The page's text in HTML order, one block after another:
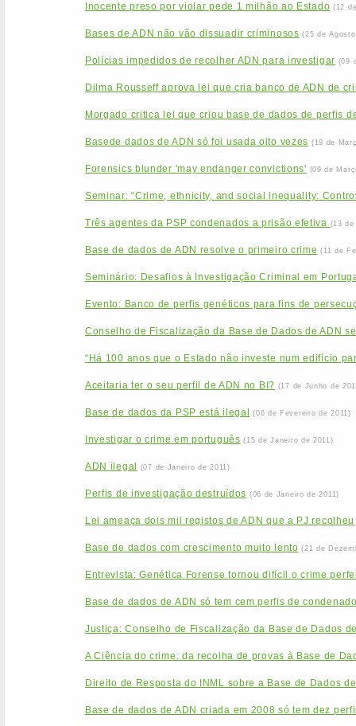
Inocente preso por violar pede 1 milhão ao Estado (12
Bases de ADN não vão dissuadir criminosos (25 de
Polícias impedidos de recolher ADN para investigar (09
Dilma Rousseff aprova lei que cria banco de ADN de
Morgado critica lei que criou base de dados de perfis
Basede dados de ADN só foi usada oito vezes (19 de
Forensics blunder 'may endanger convictions' (09 de
Seminar: “Crime, ethnicity, and social inequality:
Três agentes da PSP condenados a prisão efetiva (13
Base de dados de ADN resolve o primeiro crime (11 de
Seminário: Desafios à Investigação Criminal em
Evento: Banco de perfis genéticos para fins de
Conselho de Fiscalização da Base de Dados de ADN
“Há 100 anos que o Estado não investe num edifício
Aceitaria ter o seu perfil de ADN no BI? (17 de Junho de
Base de dados da PSP está ilegal (06 de Fevereiro de 2011)
Investigar o crime em português (15 de Janeiro de 2011)
ADN ilegal (07 de Janeiro de 2011)
Perfis de investigação destruídos (06 de Janeiro de 2011)
Lei ameaça dois mil registos de ADN que a PJ recolheu
Base de dados com crescimento muito lento (21 de
Entrevista: Genética Forense tornou difícil o crime
Base de dados de ADN só tem cem perfis de
Justiça: Conselho de Fiscalização da Base de Dados
A Ciência do crime: da recolha de provas à Base de
Direito de Resposta do INML sobre a Base de Dados
Base de dados de ADN criada em 2008 só tem dez